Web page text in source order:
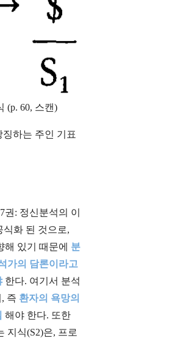
(p. 60, 스캔)
징하는 주인 기표
: 정신분석의 이
식화 된 것으로,
해 있기 때문에 분
가의 담론이라고
한다. 여기서 분석
즉 환자의 욕망의
해야 한다. 또한
지식(S2)은, 프로